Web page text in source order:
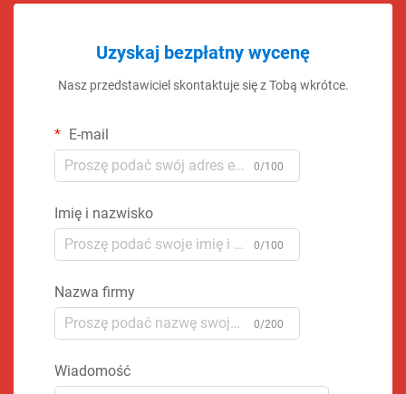
Uzyskaj bezpłatny wycenę
Nasz przedstawiciel skontaktuje się z Tobą wkrótce.
E-mail
0/100
Imię i nazwisko
0/100
Nazwa firmy
0/200
Wiadomość